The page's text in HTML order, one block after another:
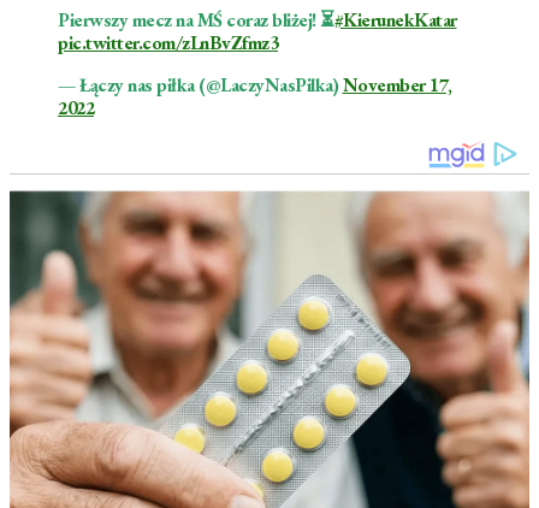
Pierwszy mecz na MŚ coraz bliżej! ⏳#KierunekKatar
pic.twitter.com/zLnBvZfmz3
— Łączy nas piłka (@LaczyNasPilka)November 17,
2022